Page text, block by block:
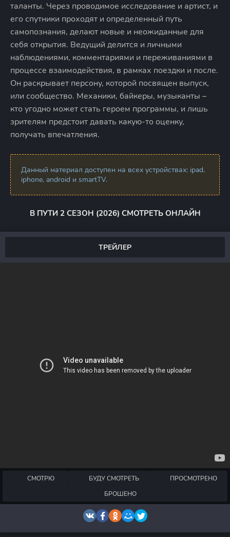
таланты. Через проводимое исследование и артист, и
его спутники проходят и определенный путь
самопознания, делают новые и неожиданные для
себя открытия. Ведущий делится и личными
наблюдениями, комментариями и переживаниями в
процессе взаимодействия, в рамках поездки и после.
Он раскрывает персону, которой посвящен выпуск,
или сообщество. Механики, байкеры, музыканты –
кто угодно может стать героем программы, и лишь
зрителям предстоит давать какую-то оценку,
получать впечатления.
Данный материал доступен на всех устройствах: ipad,
iphone, android и smartTV.
В ПУТИ 2 СЕЗОН (2026) СМОТРЕТЬ ОНЛАЙН
ТРЕЙЛЕР
СМОТРЮ БУДУ СМОТРЕТЬ
ПРОСМОТРЕНО
БРОШЕНО